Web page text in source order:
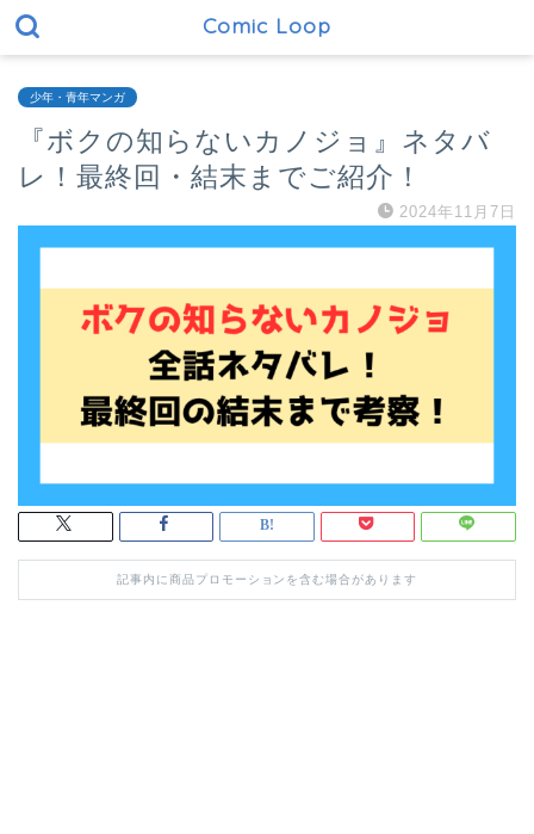
Comic Loop
少年・青年マンガ
『ボクの知らないカノジョ』ネタバ
レ！最終回・結末までご紹介！
2024年11月7日
記事内に商品プロモーションを含む場合があります